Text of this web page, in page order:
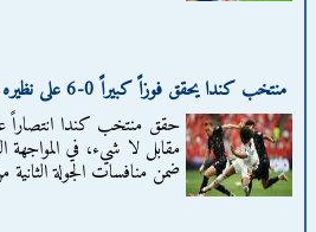
منتخب كندا يحقق فوزاً كبيراً 0-6 على نظيره القطري
حقق منتخب كندا انتصاراً
مقابل لا شيء، في المواجهة
ضمن منافسات الجولة